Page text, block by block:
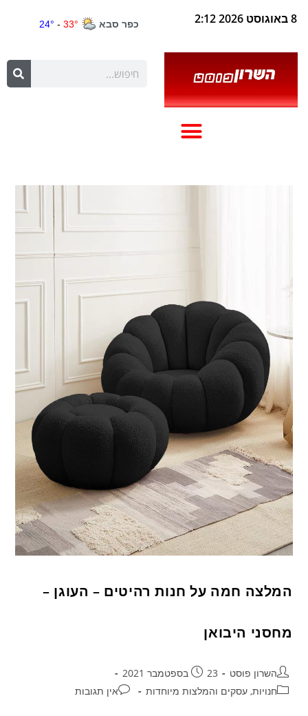
8 באוגוסט 2026 2:12
המלצה חמה על חנות רהיטים – העוגן –
מחסני היבואן
השרון פוסט
23 בספטמבר 2021
חנויות, עסקים והמלצות מיוחדות
אין תגובות